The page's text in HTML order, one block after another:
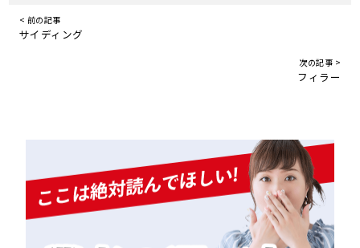
< 前の記事
サイディング
次の記事 >
フィラー